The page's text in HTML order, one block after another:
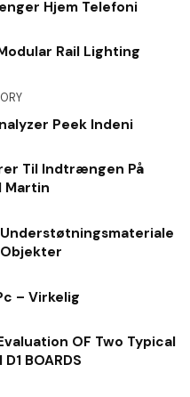
Hjem Telefoni
Rail Lighting
Peek Indeni
Til Indtrængen På
Martin
– Virkelig
OF Two Typical
BOARDS